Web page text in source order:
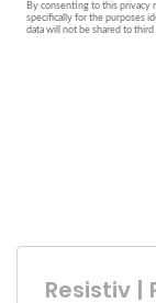
Resistiv |